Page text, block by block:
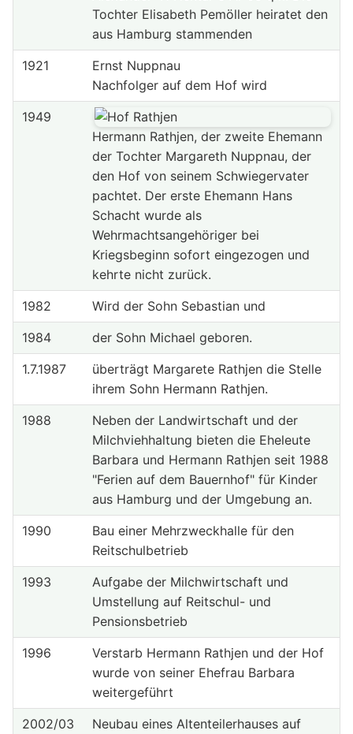
Tochter Elisabeth Pemöller heiratet den
aus Hamburg stammenden
1921
Ernst Nuppnau
Nachfolger auf dem Hof wird
1949
Hermann Rathjen, der zweite Ehemann
der Tochter Margareth Nuppnau, der
den Hof von seinem Schwiegervater
pachtet. Der erste Ehemann Hans
Schacht wurde als
Wehrmachtsangehöriger bei
Kriegsbeginn sofort eingezogen und
kehrte nicht zurück.
1982
Wird der Sohn Sebastian und
1984
der Sohn Michael geboren.
1.7.1987
überträgt Margarete Rathjen die Stelle
ihrem Sohn Hermann Rathjen.
1988
Neben der Landwirtschaft und der
Milchviehhaltung bieten die Eheleute
Barbara und Hermann Rathjen seit 1988
"Ferien auf dem Bauernhof" für Kinder
aus Hamburg und der Umgebung an.
1990
Bau einer Mehrzweckhalle für den
Reitschulbetrieb
1993
Aufgabe der Milchwirtschaft und
Umstellung auf Reitschul- und
Pensionsbetrieb
1996
Verstarb Hermann Rathjen und der Hof
wurde von seiner Ehefrau Barbara
weitergeführt
2002/03
Neubau eines Altenteilerhauses auf